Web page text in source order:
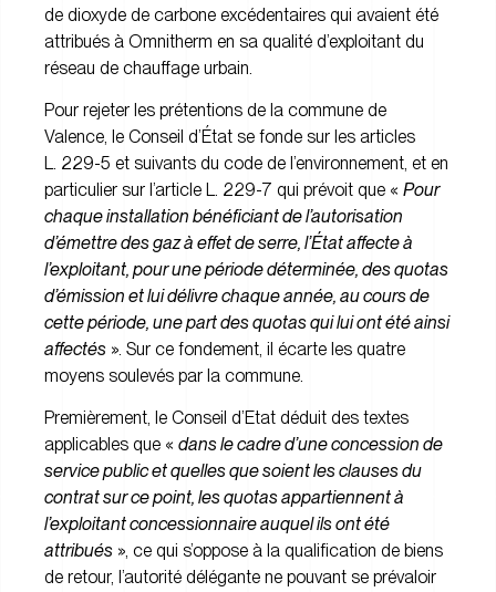
de dioxyde de carbone excédentaires qui avaient été
attribués à Omnitherm en sa qualité d’exploitant du
réseau de chauffage urbain.
Pour rejeter les prétentions de la commune de
Valence, le Conseil d’État se fonde sur les articles
L. 229-5 et suivants du code de l’environnement, et en
particulier sur l’article L. 229-7 qui prévoit que « Pour
chaque installation bénéficiant de l’autorisation
d’émettre des gaz à effet de serre, l’État affecte à
l’exploitant, pour une période déterminée, des quotas
d’émission et lui délivre chaque année, au cours de
cette période, une part des quotas qui lui ont été ainsi
affectés ». Sur ce fondement, il écarte les quatre
moyens soulevés par la commune.
Premièrement, le Conseil d’Etat déduit des textes
applicables que « dans le cadre d’une concession de
service public et quelles que soient les clauses du
contrat sur ce point, les quotas appartiennent à
l’exploitant concessionnaire auquel ils ont été
attribués », ce qui s’oppose à la qualification de biens
de retour, l’autorité délégante ne pouvant se prévaloir